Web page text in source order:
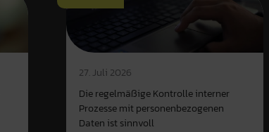
27. Juli 2026
Die regelmäßige Kontrolle interner
Prozesse mit personenbezogenen
Daten ist sinnvoll